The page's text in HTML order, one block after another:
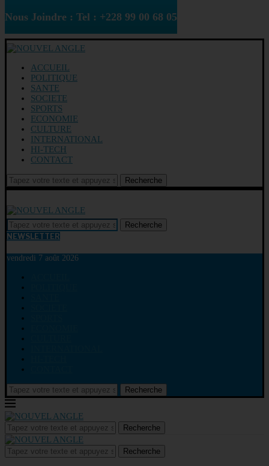
Nous Joindre : Tel : +228 99 00 68 05
ACCUEIL
POLITIQUE
SANTE
SOCIETE
SPORTS
ECONOMIE
CULTURE
INTERNATIONAL
HI-TECH
CONTACT
Recherche
Recherche
NEWSLETTER
vendredi 7 août 2026
Recherche
Recherche
Recherche